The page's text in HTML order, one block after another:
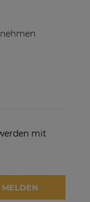
86,88 €
mit